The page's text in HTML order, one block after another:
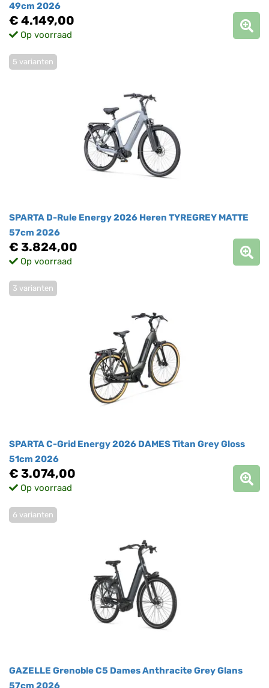
49cm 2026
€ 4.149,00
Op voorraad
SPARTA D-Rule Energy 2026 Heren TYREGREY MATTE
57cm 2026
5 varianten
€ 3.824,00
Op voorraad
SPARTA C-Grid Energy 2026 DAMES Titan Grey Gloss
51cm 2026
3 varianten
€ 3.074,00
Op voorraad
GAZELLE Grenoble C5 Dames Anthracite Grey Glans
57cm 2026
6 varianten